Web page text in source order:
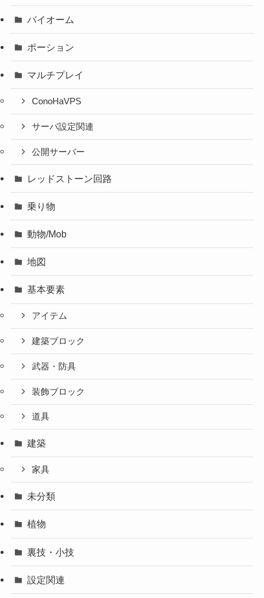
バイオーム
ポーション
マルチプレイ
ConoHaVPS
サーバ設定関連
公開サーバー
レッドストーン回路
乗り物
動物/Mob
地図
基本要素
アイテム
建築ブロック
武器・防具
装飾ブロック
道具
建築
家具
未分類
植物
裏技・小技
設定関連